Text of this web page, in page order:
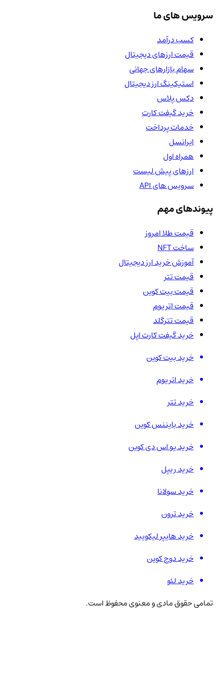
سرویس های ما
کسب درآمد
قیمت ارزهای دیجیتال
سهام بازارهای جهانی
استیکینگ ارز دیجیتال
دکس پلاس
خرید گیفت کارت
خدمات پرداخت
ایرانسل
همراه اول
ارزهای پیش لیست
سرویس های API
پیوندهای مهم
قیمت طلا امروز
ساخت NFT
آموزش خرید ارز دیجیتال
قیمت تتر
قیمت بیت کوین
قیمت اتریوم
قیمت تترگلد
خرید گیفت کارت اپل
خرید بیت کوین
خرید اتریوم
خرید تتر
خرید بایننس کوین
خرید یو اس دی کوین
خرید ریپل
خرید سولانا
خرید ترون
خرید هایپر لیکویید
خرید دوج کوین
خرید لئو
تمامی حقوق مادی و معنوی محفوظ است.